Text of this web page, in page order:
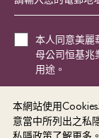
本網站使用
意當中所列出之私
本人同意美麗
母公司恒基兆
用途。
立即登記